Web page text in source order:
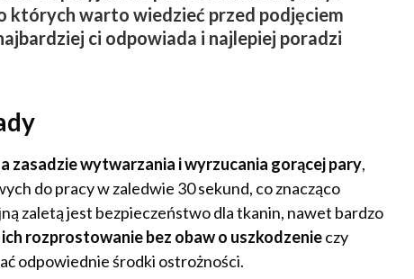
których warto wiedzieć przed podjęciem
ci odpowiada i najlepiej poradzi
zasadzie wytwarzania i wyrzucania gorącej pary,
do pracy w zaledwie 30 sekund, co znacząco
zaletą jest bezpieczeństwo dla tkanin, nawet bardzo
rozprostowanie bez obaw o uszkodzenieczy
odpowiednie środki ostrożności.